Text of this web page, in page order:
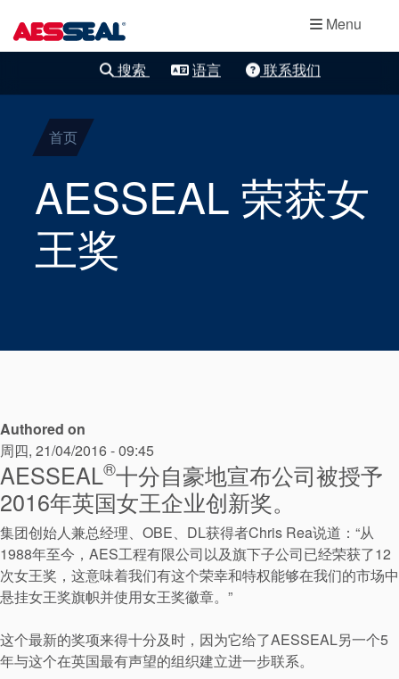
Menu
轴承保护器
集装式机械密
封
干气密封
盘根
搜索 语言 联系我们
首页
AESSEAL 荣获女
王奖
Authored on
周四, 21/04/2016 - 09:45
AESSEAL®十分自豪地宣布公司被授予
2016年英国女王企业创新奖。
集团创始人兼总经理、OBE、DL获得者Chris Rea说道：“从
1988年至今，AES工程有限公司以及旗下子公司已经荣获了12
次女王奖，这意味着我们有这个荣幸和特权能够在我们的市场中
悬挂女王奖旗帜并使用女王奖徽章。”
这个最新的奖项来得十分及时，因为它给了AESSEAL另一个5
年与这个在英国最有声望的组织建立进一步联系。